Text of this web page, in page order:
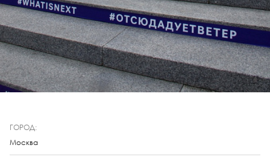
ГОРОД:
Москва